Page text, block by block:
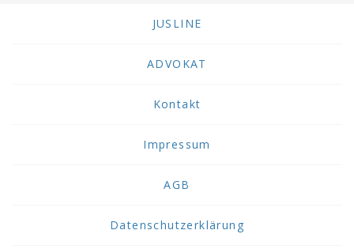
JUSLINE
ADVOKAT
Kontakt
Impressum
AGB
Datenschutzerklärung